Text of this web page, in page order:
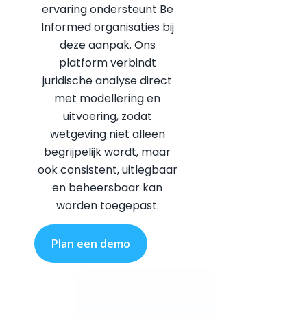
ervaring ondersteunt Be
Informed organisaties bij
deze aanpak. Ons
platform verbindt
juridische analyse direct
met modellering en
uitvoering, zodat
wetgeving niet alleen
begrijpelijk wordt, maar
ook consistent, uitlegbaar
en beheersbaar kan
worden toegepast.
Plan een demo